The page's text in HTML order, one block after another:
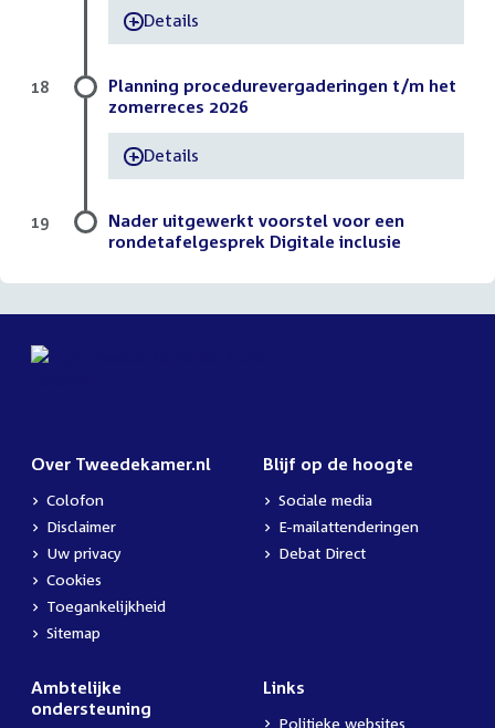
-Details
Planning procedurevergaderingen t/m het
zomerreces 2026
-Details
18
Nader uitgewerkt voorstel voor een
rondetafelgesprek Digitale inclusie
19
Over Tweedekamer.nl
Colofon
Disclaimer
Uw privacy
Cookies
Toegankelijkheid
Sitemap
Blijf op de hoogte
Sociale media
E-mailattenderingen
Debat Direct
Ambtelijke
ondersteuning
Links
Politieke websites